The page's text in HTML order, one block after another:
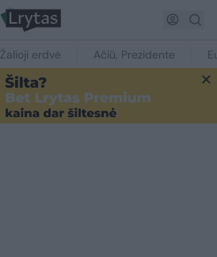
Žalioji erdvė Ačiū, Prezidente